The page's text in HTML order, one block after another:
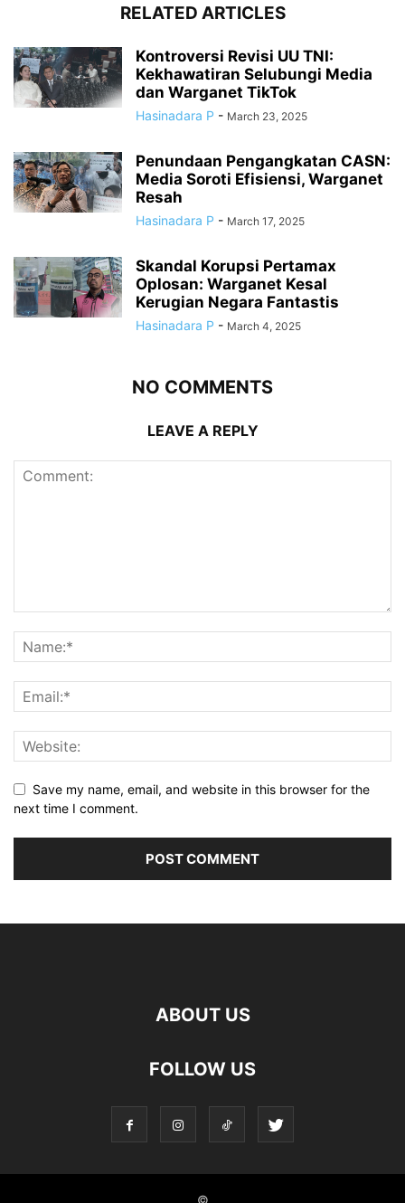
RELATED ARTICLES
Kontroversi Revisi UU TNI:
Kekhawatiran Selubungi Media
dan Warganet TikTok
Hasinadara P - March 23, 2025
Penundaan Pengangkatan CASN:
Media Soroti Efisiensi, Warganet
Resah
Hasinadara P - March 17, 2025
Skandal Korupsi Pertamax
Oplosan: Warganet Kesal
Kerugian Negara Fantastis
Hasinadara P - March 4, 2025
NO COMMENTS
LEAVE A REPLY
Save my name, email, and website in this browser for the
next time I comment.
ABOUT US
FOLLOW US
©